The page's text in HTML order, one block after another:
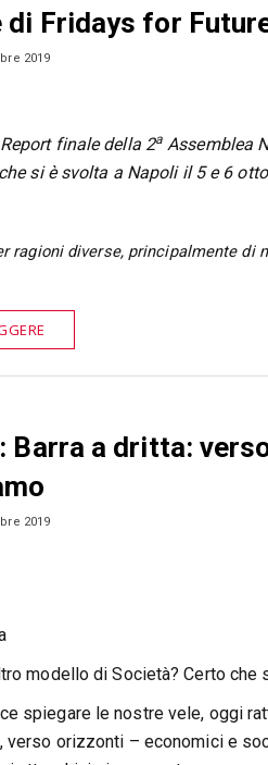
di Fridays for
2019
finale della 2a Assemblea
si è svolta a Napoli il 5 e 6
ragioni diverse, principalmente di
Barra a dritta:
2019
modello di Società? Certo che
spiegare le nostre vele, oggi
verso orizzonti – economici e